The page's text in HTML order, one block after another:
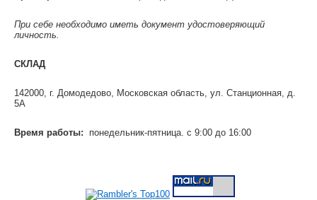
При себе необходимо иметь документ удостоверяющий
личность.
СКЛАД
142000, г. Домодедово, Московская область, ул. Станционная, д.
5А
Время работы: понедельник-пятница. с 9:00 до 16:00